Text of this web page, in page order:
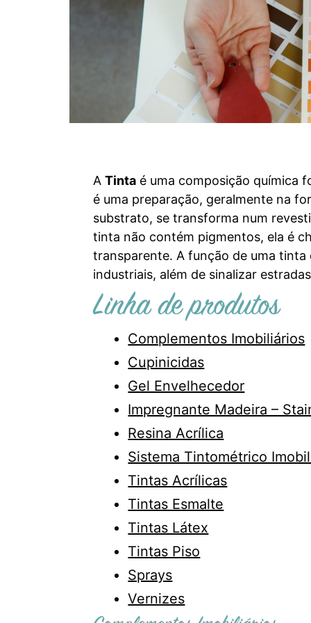
Interior designer working with young
ATinta é uma composição química
é uma preparação, geralmente na
substrato, se transforma num
tinta não contém pigmentos, ela é
transparente. A função de uma
industriais, além de sinalizar
Linha de produtos
Complementos Imobiliários
Cupinicidas
Gel Envelhecedor
Impregnante Madeira –
Resina Acrílica
Sistema Tintométrico
Tintas Acrílicas
Tintas Esmalte
Tintas Látex
Tintas Piso
Sprays
Vernizes